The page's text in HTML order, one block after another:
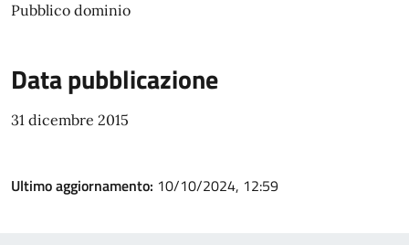
Pubblico dominio
Data pubblicazione
31 dicembre 2015
Ultimo aggiornamento: 10/10/2024, 12:59